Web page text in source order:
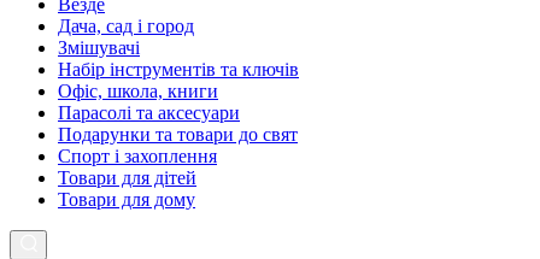
Везде
Дача, сад і город
Змішувачі
Набір інструментів та ключів
Офіс, школа, книги
Парасолі та аксесуари
Подарунки та товари до свят
Спорт і захоплення
Товари для дітей
Товари для дому